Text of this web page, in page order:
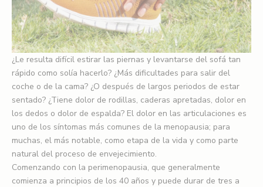
¿Le resulta difícil estirar las piernas y levantarse del sofá tan
rápido como solía hacerlo? ¿Más dificultades para salir del
coche o de la cama? ¿O después de largos periodos de estar
sentado? ¿Tiene dolor de rodillas, caderas apretadas, dolor en
los dedos o dolor de espalda? El dolor en las articulaciones es
uno de los síntomas más comunes de la menopausia; para
muchas, el más notable, como etapa de la vida y como parte
natural del proceso de envejecimiento.
Comenzando con la perimenopausia, que generalmente
comienza a principios de los 40 años y puede durar de tres a